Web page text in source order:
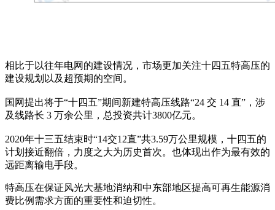
相比于以往年电网的建设情况，市场更加关注十四五特高压的
建设规划以及超预期的空间。
国网提出将于“十四五”期间新建特高压线路“24 交 14 直”，涉
及线路长 3 万余公里，总投资共计3800亿元。
2020年十三五结束时“14交12直”共3.59万公里规模，十四五的
计划接近翻倍，力度之大为历史首次。也体现出作为最有效的
远距离输电手段。
特高压在保证风光大基地消纳和中东部地区提高可再生能源消
费比例需求方面的重要性和迫切性。